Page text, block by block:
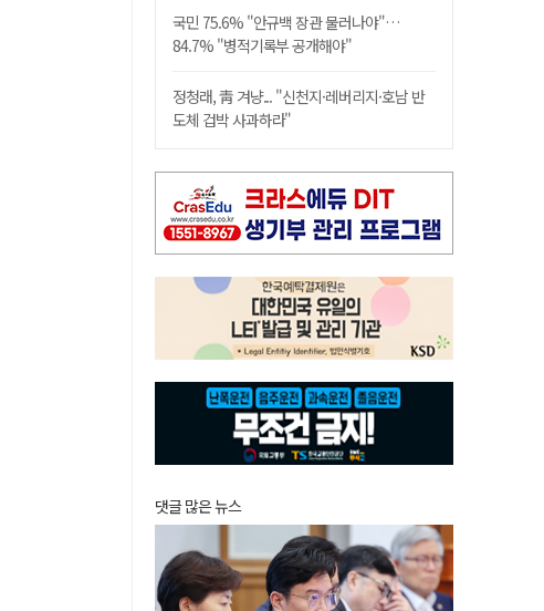
국민 75.6% "안규백 장관 물러나야"…
84.7% "병적기록부 공개해야"
정청래, 靑 겨냥... "신천지·레버리지·호남 반
도체 겁박 사과하라"
댓글 많은 뉴스